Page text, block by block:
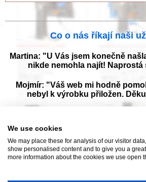
Co o nás říkají naši
Martina: "U Vás jsem konečně
nikde nemohla najít!
Mojmír: "Váš web mi hodně
nebyl k výrobku přiložen.
Prohlížejte návody k obsluze v češtine v naší
We use cookies
We may place these for analysis of our visitor
show personalised content and to give you a
more information about the cookies we use open